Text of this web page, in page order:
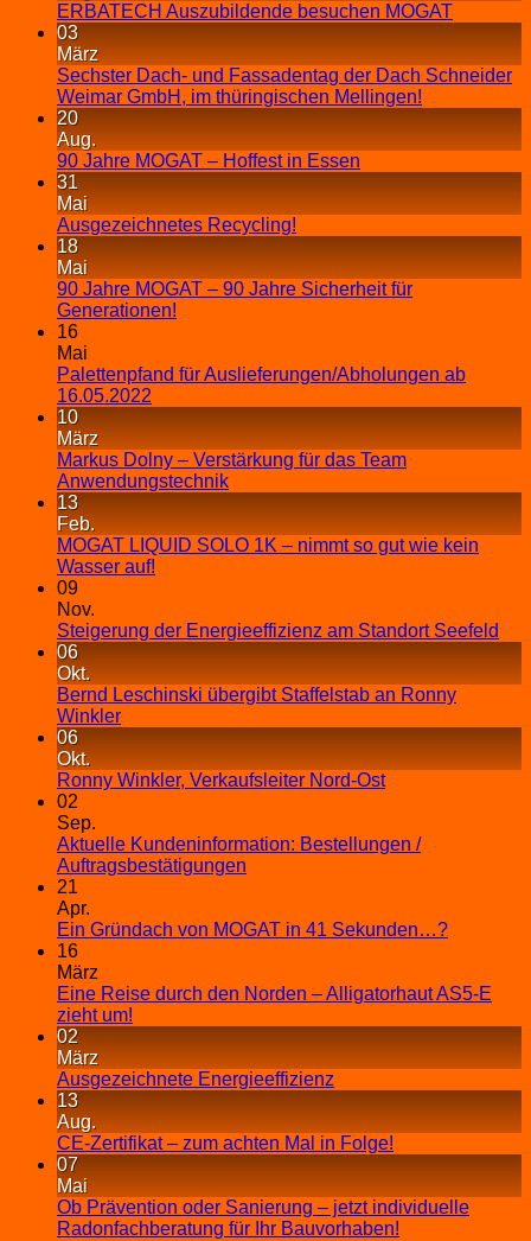
ERBATECH Auszubildende besuchen MOGAT
03
März
Sechster Dach- und Fassadentag der Dach Schneider
Weimar GmbH, im thüringischen Mellingen!
20
Aug.
90 Jahre MOGAT – Hoffest in Essen
31
Mai
Ausgezeichnetes Recycling!
18
Mai
90 Jahre MOGAT – 90 Jahre Sicherheit für
Generationen!
16
Mai
Palettenpfand für Auslieferungen/Abholungen ab
16.05.2022
10
März
Markus Dolny – Verstärkung für das Team
Anwendungstechnik
13
Feb.
MOGAT LIQUID SOLO 1K – nimmt so gut wie kein
Wasser auf!
09
Nov.
Steigerung der Energieeffizienz am Standort Seefeld
06
Okt.
Bernd Leschinski übergibt Staffelstab an Ronny
Winkler
06
Okt.
Ronny Winkler, Verkaufsleiter Nord-Ost
02
Sep.
Aktuelle Kundeninformation: Bestellungen /
Auftragsbestätigungen
21
Apr.
Ein Gründach von MOGAT in 41 Sekunden…?
16
März
Eine Reise durch den Norden – Alligatorhaut AS5-E
zieht um!
02
März
Ausgezeichnete Energieeffizienz
13
Aug.
CE-Zertifikat – zum achten Mal in Folge!
07
Mai
Ob Prävention oder Sanierung – jetzt individuelle
Radonfachberatung für Ihr Bauvorhaben!